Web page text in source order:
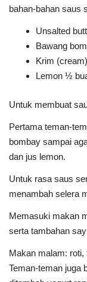
bahan-bahan saus
Unsalted
Bawang
Krim
Lemon ½
Untuk membuat
Pertama teman-
bombay sampai
dan jus lemon.
Untuk rasa saus
menambah selera
Memasuki makan
serta tambahan
Makan malam: roti,
Teman-teman juga